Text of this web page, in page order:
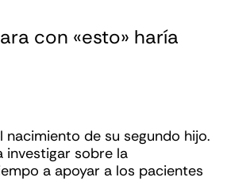
con «esto» haría
de su segundo hijo.
investigar sobre la
a apoyar a los pacientes